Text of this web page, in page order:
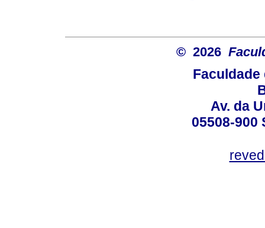
© 2026
Faculdade
Av. da
05508-900